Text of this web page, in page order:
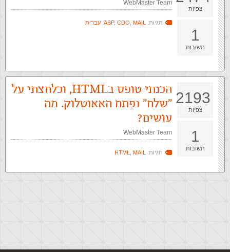
צפיות
1
תשובות
WebMaster Team
תגיות: ASP, CDO MAIL עברית
2193
צפיות
1
תשובות
הכנתי טופס בHTML, וכלחצתי על
"שלח" נפתח האאוטלוק. מה
עושים?
WebMaster Team
תגיות: HTML MAIL